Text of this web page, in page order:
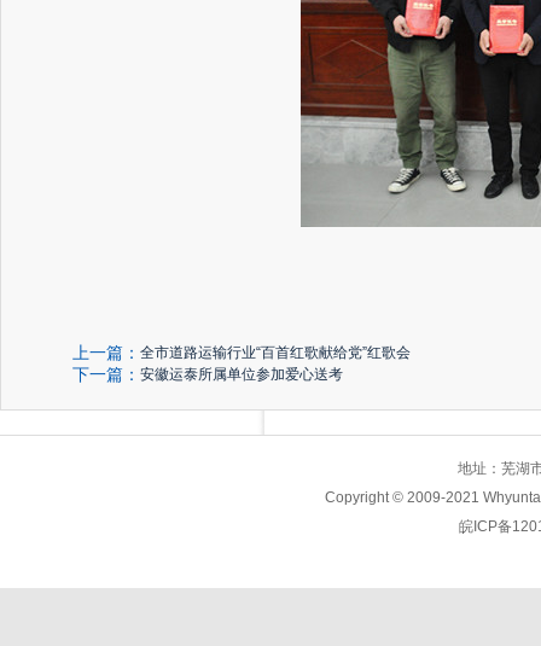
上一篇： 全市道路运输行业“百首红歌献给党”红歌会
下一篇： 安徽运泰所属单位参加爱心送考
地址：芜湖
Copyright © 2009-2021
皖ICP备